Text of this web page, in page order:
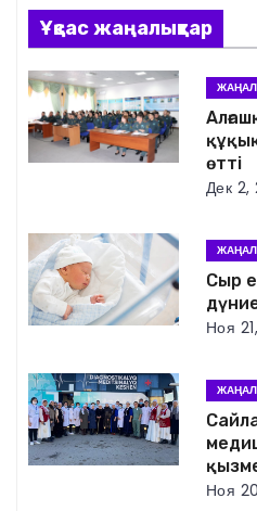
и
г
а
ц
я
п
з
а
п
Ұқсас жаңалықтар
өтті
Дек 2,
Сыр
Ноя
Ноя